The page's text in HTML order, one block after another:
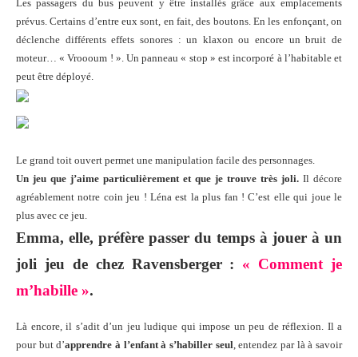
Les passagers du bus peuvent y être installés grâce aux emplacements
prévus. Certains d’entre eux sont, en fait, des boutons. En les enfonçant, on
déclenche différents effets sonores : un klaxon ou encore un bruit de
moteur… « Vroooum ! ». Un panneau « stop » est incorporé à l’habitable et
peut être déployé.
Le grand toit ouvert permet une manipulation facile des personnages.
Un jeu que j’aime particulièrement et que je trouve très joli. Il décore
agréablement notre coin jeu ! Léna est la plus fan ! C’est elle qui joue le
plus avec ce jeu.
Emma, elle, préfère passer du temps à jouer à un
joli jeu de chez Ravensberger : « Comment je
m’habille ».
Là encore, il s’adit d’un jeu ludique qui impose un peu de réflexion. Il a
pour but d’apprendre à l’enfant à s’habiller seul, entendez par là à savoir